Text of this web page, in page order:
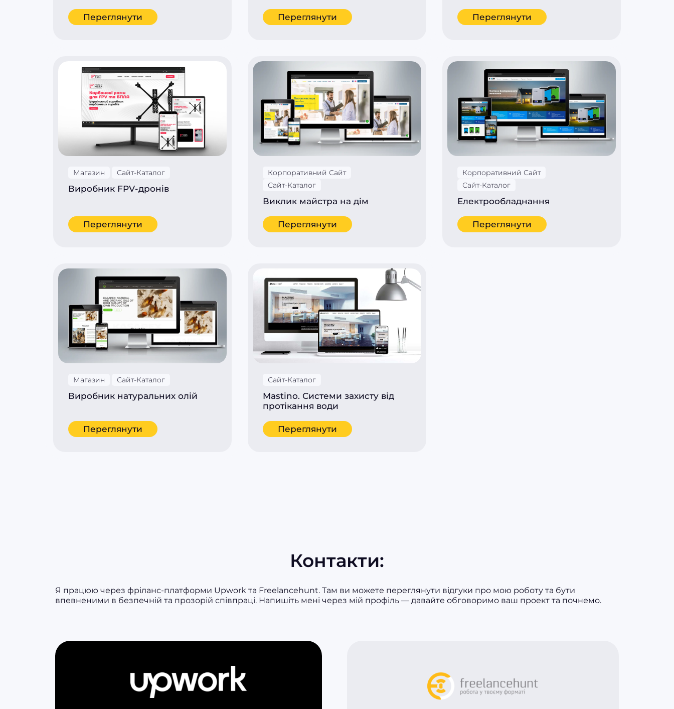
Переглянути Переглянути Переглянути
Магазин Сайт-Каталог
Виробник FPV-дронів
Переглянути
Корпоративний Сайт
Сайт-Каталог
Виклик майстра на дім
Переглянути
Корпоративний Сайт
Сайт-Каталог
Електрообладнання
Переглянути
Магазин Сайт-Каталог
Виробник натуральних олій
Переглянути
Сайт-Каталог
Mastino. Системи захисту від
протікання води
Переглянути
Контакти:
Я працюю через фріланс-платформи Upwork та Freelancehunt. Там ви можете переглянути відгуки про мою роботу та бути
впевненими в безпечній та прозорій співпраці. Напишіть мені через мій профіль — давайте обговоримо ваш проект та почнемо.